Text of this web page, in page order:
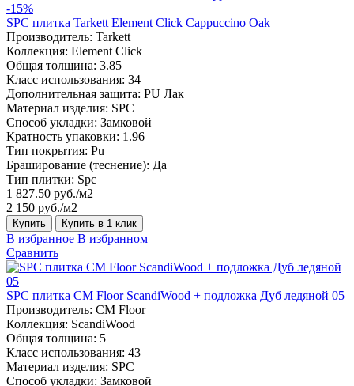
-15%
SPC плитка Tarkett Element Click Cappuccino Oak
Производитель: Tarkett
Коллекция: Element Click
Общая толщина: 3.85
Класс использования: 34
Дополнительная защита: PU Лак
Материал изделия: SPC
Способ укладки: Замковой
Кратность упаковки: 1.96
Тип покрытия: Pu
Браширование (теснение): Да
Тип плитки: Spc
1 827.50 руб./м2
2 150 руб./м2
Купить Купить в 1 клик
В избранное В избранном
Сравнить
SPC плитка CM Floor ScandiWood + подложка Дуб ледяной 05
Производитель: CM Floor
Коллекция: ScandiWood
Общая толщина: 5
Класс использования: 43
Материал изделия: SPC
Способ укладки: Замковой